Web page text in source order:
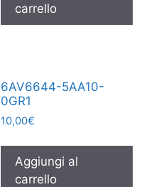
carrello
6AV6644-5AA10-
0GR1
10,00€
Aggiungi al
carrello